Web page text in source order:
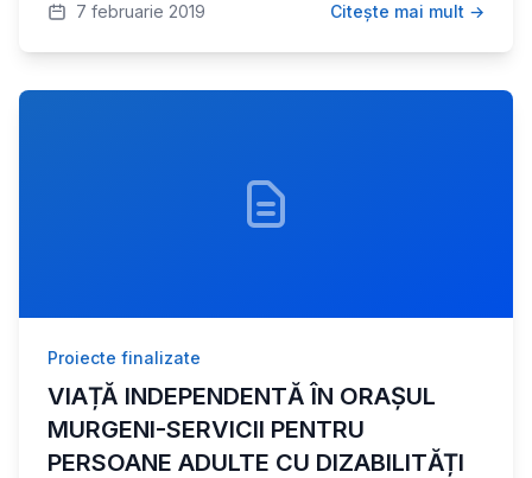
7 februarie 2019 Citește mai mult →
Proiecte finalizate
VIAȚĂ INDEPENDENTĂ ÎN ORAȘUL
MURGENI-SERVICII PENTRU
PERSOANE ADULTE CU DIZABILITĂȚI